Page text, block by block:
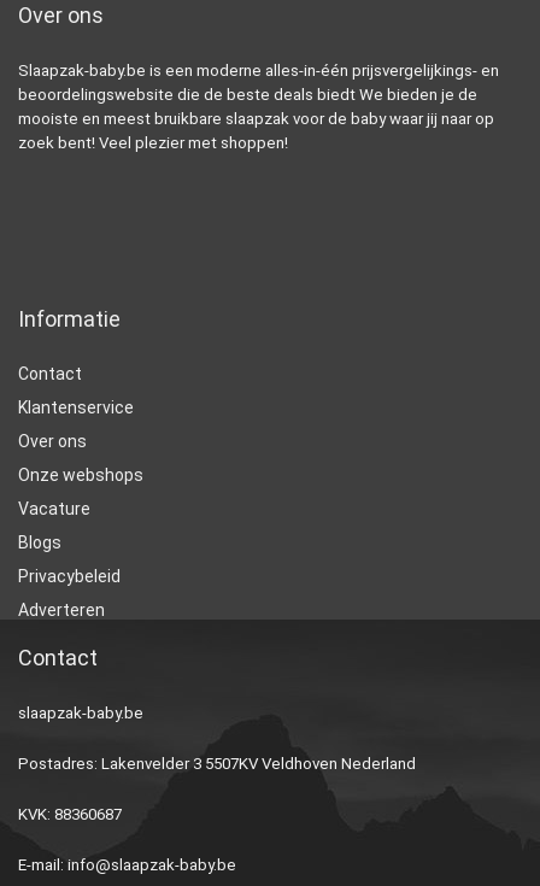
Over ons
Slaapzak-baby.be is een moderne alles-in-één prijsvergelijkings- en
beoordelingswebsite die de beste deals biedt We bieden je de
mooiste en meest bruikbare slaapzak voor de baby waar jij naar op
zoek bent! Veel plezier met shoppen!
Informatie
Contact
Klantenservice
Over ons
Onze webshops
Vacature
Blogs
Privacybeleid
Adverteren
Contact
slaapzak-baby.be
Postadres: Lakenvelder 3 5507KV Veldhoven Nederland
KVK: 88360687
E-mail: info@slaapzak-baby.be